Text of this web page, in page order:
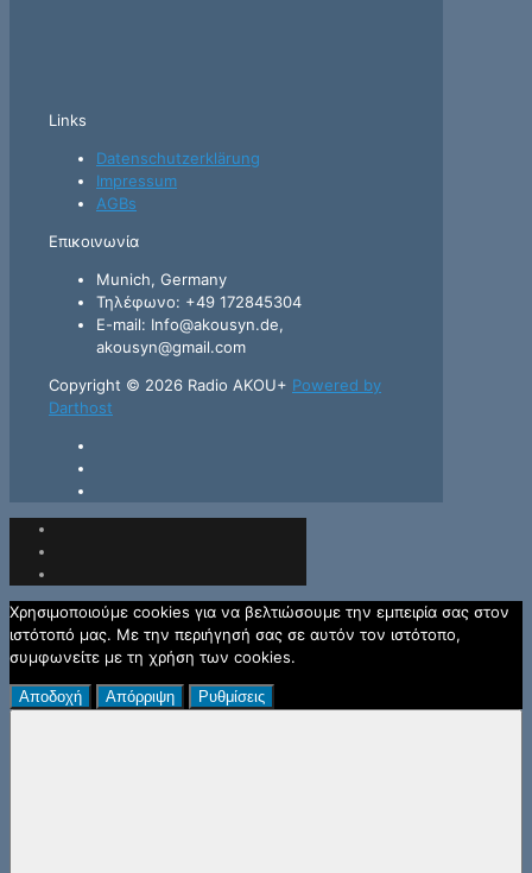
Links
Datenschutzerklärung
Impressum
AGBs
Επικοινωνία
Munich, Germany
Τηλέφωνο: +49 172845304
E-mail: Info@akousyn.de,
akousyn@gmail.com
Copyright © 2026 Radio AKOU+ Powered by
Darthost
Χρησιμοποιούμε cookies για να βελτιώσουμε την εμπειρία σας στον
ιστότοπό μας. Με την περιήγησή σας σε αυτόν τον ιστότοπο,
συμφωνείτε με τη χρήση των cookies.
Αποδοχή Απόρριψη Ρυθμίσεις